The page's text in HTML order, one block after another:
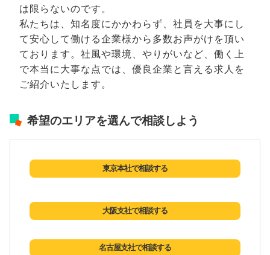
は限らないのです。
私たちは、知名度にかかわらず、社員を大事にし
て安心して働ける企業様から多数お声がけを頂い
ております。社風や環境、やりがいなど、働く上
で本当に大事な点では、優良企業と言える求人を
ご紹介いたします。
希望のエリアを選んで相談しよう
東京本社で相談する
大阪支社で相談する
名古屋支社で相談する